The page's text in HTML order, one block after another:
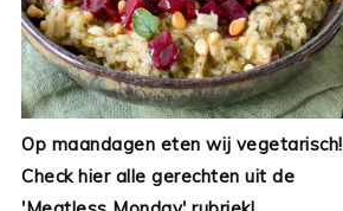
Op maandagen eten wij vegetarisch!
Check hier alle gerechten uit de